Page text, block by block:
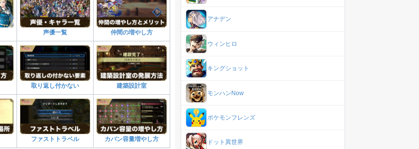
声優一覧 仲間の増やし方
取り返し付かない 建築設計室
ファストトラベル カバン容量増やし方
アナデン
ウィンヒロ
キングショット
モンハンNow
ポケモンフレンズ
ドット異世界